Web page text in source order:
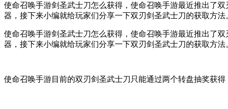
使命召唤手游剑圣武士刀怎么获得，使命召唤手游最近推出了
器，接下来小编就给玩家们分享一下双刃剑圣武士刀的获取方
使命召唤手游剑圣武士刀怎么获得，使命召唤手游最近推出了
器，接下来小编就给玩家们分享一下双刃剑圣武士刀的获取方法
使命召唤手游目前的双刃剑圣武士刀只能通过两个转盘抽奖获